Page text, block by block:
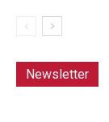
Newsletter